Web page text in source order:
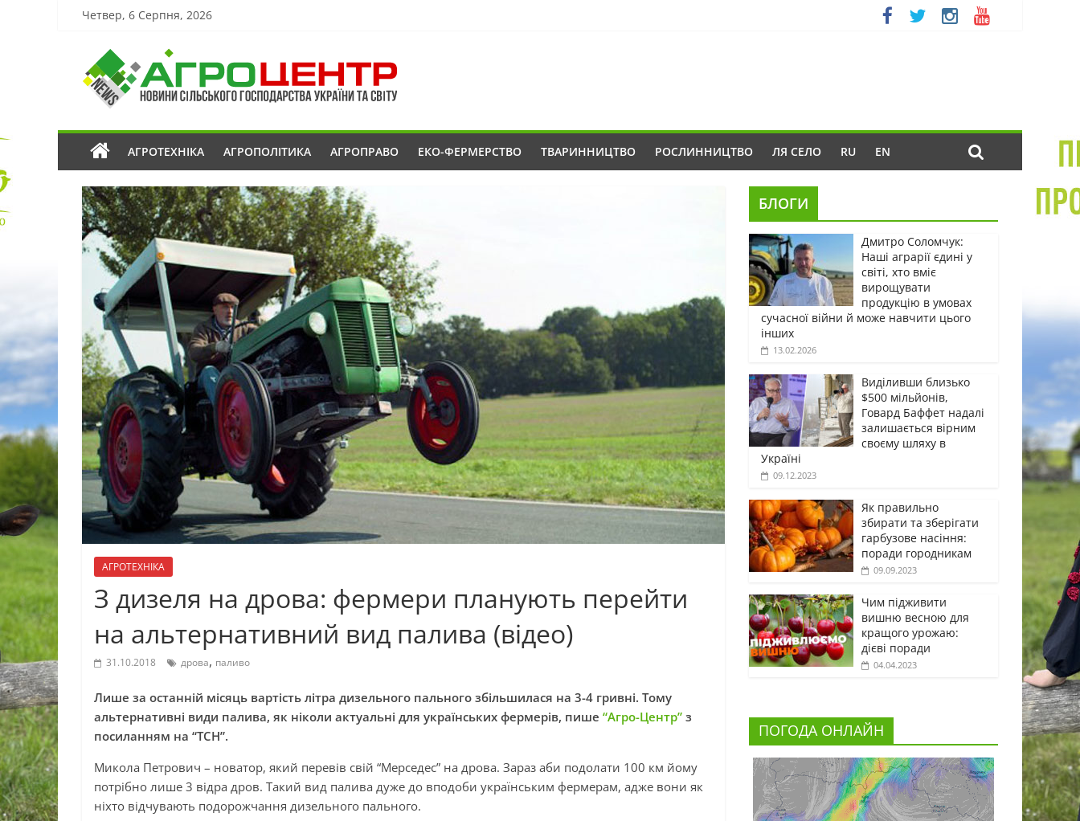
Четвер, 6 Серпня, 2026
АГРОТЕХНІКА АГРОПОЛІТИКА АГРОПРАВО ЕКО-ФЕРМЕРСТВО ТВАРИННИЦТВО РОСЛИННИЦТВО ЛЯ СЕЛО RU EN
АГРОТЕХНІКА
З дизеля на дрова: фермери планують перейти
на альтернативний вид палива (відео)
31.10.2018 дрова, паливо
Лише за останній місяць вартість літра дизельного пального збільшилася на 3-4 гривні. Тому
альтернативні види палива, як ніколи актуальні для українських фермерів, пише “Агро-Центр” з
посиланням на “ТСН”.
Микола Петрович – новатор, який перевів свій “Мерседес” на дрова. Зараз аби подолати 100 км йому
потрібно лише 3 відра дров. Такий вид палива дуже до вподоби українським фермерам, адже вони як
ніхто відчувають подорожчання дизельного пального.
БЛОГИ
Дмитро Соломчук:
Наші аграрії єдині у
світі, хто вміє
вирощувати
продукцію в умовах
сучасної війни й може навчити цього
інших
13.02.2026
Виділивши близько
$500 мільйонів,
Говард Баффет надалі
залишається вірним
своєму шляху в
Україні
09.12.2023
Як правильно
збирати та зберігати
гарбузове насіння:
поради городникам
09.09.2023
Чим підживити
вишню весною для
кращого урожаю:
дієві поради
04.04.2023
ПОГОДА ОНЛАЙН